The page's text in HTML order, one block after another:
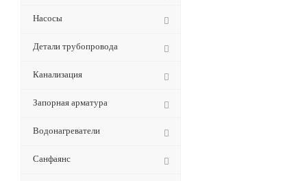
Насосы
Детали трубопровода
Канализация
Запорная арматура
Водонагреватели
Санфаянс